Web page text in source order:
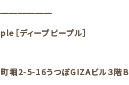
ディープピープル］
堀2-5-16うつぼGIZAビル３階B